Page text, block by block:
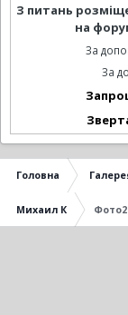
З питань
на
За
За
Головна
Михаил К